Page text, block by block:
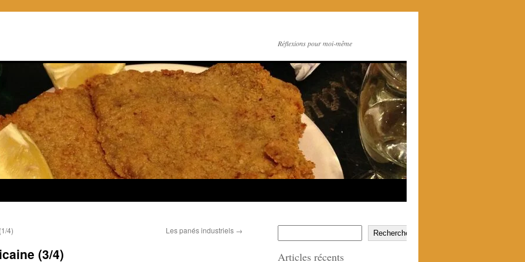
Réflexions pour moi-même
4) Les panés industriels →
(3/4)
Rechercher
Articles récents